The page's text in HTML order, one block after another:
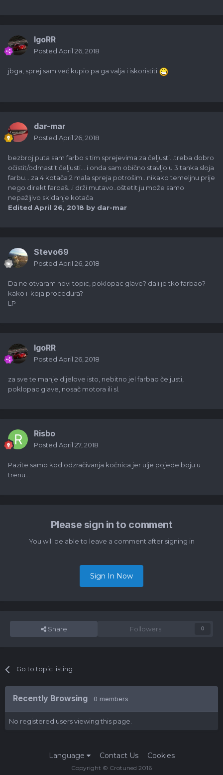
IgoRR
Posted April 26, 2018
jbga, sprej sam već kupio pa ga valja i iskoristiti
dar-mar
Posted April 26, 2018
bezbroj puta sam farbo s tim sprejevima za čeljusti...treba dobro
očistit/odmastit čeljusti....i onda sam obično stavljo u 3 tanka sloja
farbu....za 4 kotača 2 mala spreja potrošim...nikako temeljnu prije
nego direkt farbaš...i drži mutavo..oštetit ju može samo
nepažljivo skidanje kotača
Edited April 26, 2018 by dar-mar
Stevo69
Posted April 26, 2018
Da ne otvaram novi topic, poklopac glave? dali je tko farbao?
kako i koja procedura?
LP
IgoRR
Posted April 26, 2018
za sve te manje dijelove isto, nebitno jel farbao čeljusti,
poklopac glave, nosač motora ili sl.
Risbo
Posted April 27, 2018
Pazite samo kod odzračivanja kočnica jer ulje pojede boju u
trenu...
Please sign in to comment
You will be able to leave a comment after signing in
Sign In Now
Share Followers 0
Go to topic listing
Recently Browsing 0 members
No registered users viewing this page.
Language Contact Us Cookies
Copyright © Crotuned 2016